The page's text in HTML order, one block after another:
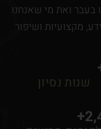
בעבר ואת מי שאנחנו
מקצועיות ושיפור
שנות נסיון
+